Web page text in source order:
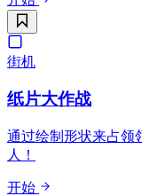
街机
纸片大作战
通过绘制形状来占领
人！
开始